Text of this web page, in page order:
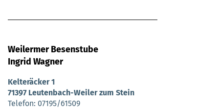
Weilermer Besenstube
Ingrid Wagner
Kelteräcker 1
71397 Leutenbach-Weiler zum Stein
Telefon 07195/61509